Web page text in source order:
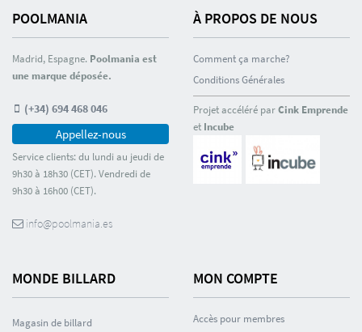
POOLMANIA
Madrid, Espagne. Poolmania est
une marque déposée.
(+34) 694 468 046
Appellez-nous
Service clients: du lundi au jeudi de
9h30 à 18h30 (CET). Vendredi de
9h30 à 16h00 (CET).
info@poolmania.es
À PROPOS DE NOUS
Comment ça marche?
Conditions Générales
Projet accéléré parCink Emprende
et Incube
MONDE BILLARD
Magasin de billard
MON COMPTE
Accès pour membres